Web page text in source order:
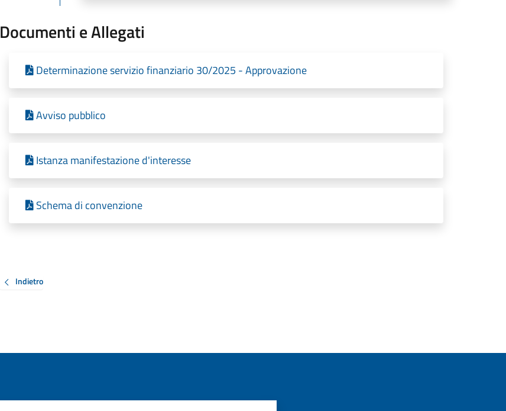
Documenti e Allegati
Determinazione servizio finanziario 30/2025 - Approvazione
Avviso pubblico
Istanza manifestazione d'interesse
Schema di convenzione
Indietro